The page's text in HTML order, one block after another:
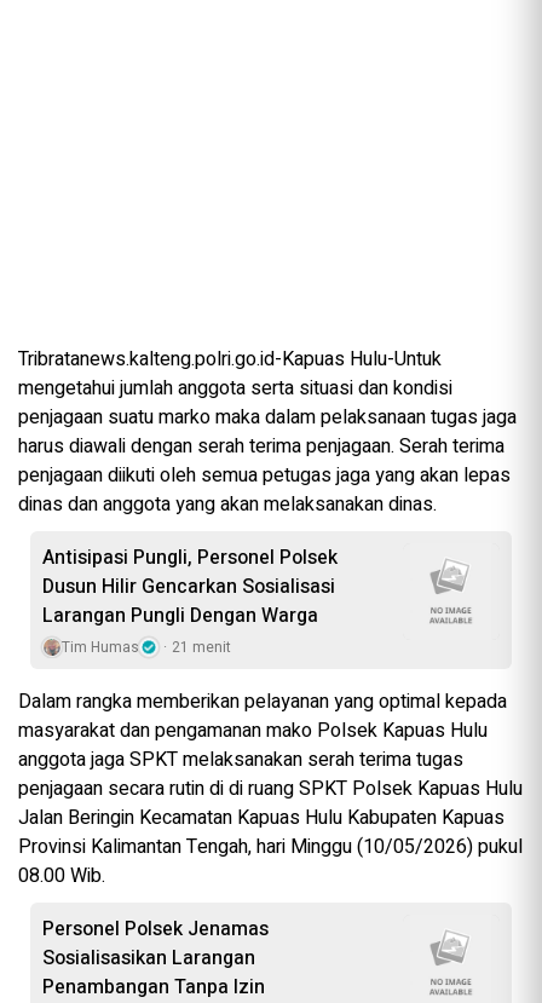
Tribratanews.kalteng.polri.go.id-Kapuas Hulu-Untuk
mengetahui jumlah anggota serta situasi dan kondisi
penjagaan suatu marko maka dalam pelaksanaan tugas jaga
harus diawali dengan serah terima penjagaan. Serah terima
penjagaan diikuti oleh semua petugas jaga yang akan lepas
dinas dan anggota yang akan melaksanakan dinas.
Antisipasi Pungli, Personel Polsek
Dusun Hilir Gencarkan Sosialisasi
Larangan Pungli Dengan Warga
Tim Humas 21 menit
Dalam rangka memberikan pelayanan yang optimal kepada
masyarakat dan pengamanan mako Polsek Kapuas Hulu
anggota jaga SPKT melaksanakan serah terima tugas
penjagaan secara rutin di di ruang SPKT Polsek Kapuas Hulu
Jalan Beringin Kecamatan Kapuas Hulu Kabupaten Kapuas
Provinsi Kalimantan Tengah, hari Minggu (10/05/2026) pukul
08.00 Wib.
Personel Polsek Jenamas
Sosialisasikan Larangan
Penambangan Tanpa Izin